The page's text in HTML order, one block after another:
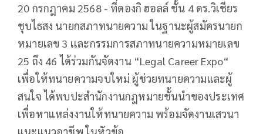
20 กรกฎาคม 2568 - ที่ดองกิ ฮอลล์ ชั้น 4 ดร.วิเชียร
ชุบไธสง นายกสภาทนายความ ในฐานะผู้สมัครนายก
หมายเลข 3 เเละกรรมการสภาทนายความหมายเลข
25 ถึง 46 ได้ร่วมกันจัดงาน “Legal Career Expo“
เพื่อให้ทนายความจบใหม่ ผู้ช่วยทนายความและผู้
สนใจ ได้พบปะสำนักงานกฎหมายชั้นนำของประเทศ
เพื่อหาแหล่งงานให้ทนายความ พร้อมจัดงานเสวนา
แนะแนวอาชีพ ในหัวข้อ